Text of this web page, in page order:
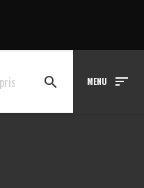
search MENU sort